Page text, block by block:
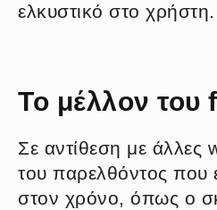
ελκυστικό στο χρήστη.
Το μέλλον του
Σε αντίθεση με άλλες
του παρελθόντος που
στον χρόνο, όπως ο